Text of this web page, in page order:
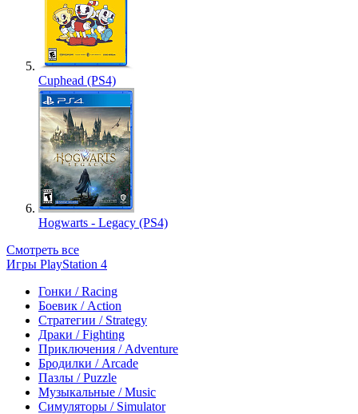
Cuphead (PS4)
Hogwarts - Legacy (PS4)
Смотреть все
Игры PlayStation 4
Гонки / Racing
Боевик / Action
Стратегии / Strategy
Драки / Fighting
Приключения / Adventure
Бродилки / Arcade
Пазлы / Puzzle
Музыкальные / Music
Симуляторы / Simulator